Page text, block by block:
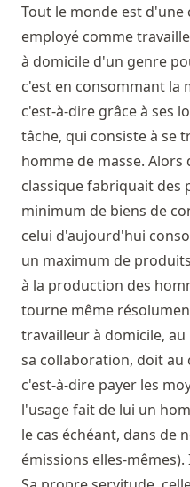
Tout le monde est
employé comme
à domicile d'un genre
c'est en consommant la
c'est-à-dire grâce à ses
tâche, qui consiste à se
homme de masse.
classique fabriquait des
minimum de biens de
celui d'aujourd'hui
un maximum de
à la production des
tourne même
travailleur à domicile,
sa collaboration, doit au
c'est-à-dire payer les
l'usage fait de lui un
le cas échéant, dans de
émissions elles-